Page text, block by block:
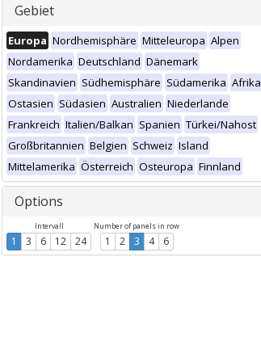
Gebiet
Europa Nordhemisphäre Mitteleuropa Alpen
Nordamerika Deutschland Dänemark
Skandinavien Südhemisphäre Südamerika Afrika
Ostasien Südasien Australien Niederlande
Frankreich Italien/Balkan Spanien Türkei/Nahost
Großbritannien Belgien Schweiz Island
Mittelamerika Österreich Osteuropa Finnland
Options
Intervall
1 3 6 12 24
Number of panels in row
1 2 3 4 6